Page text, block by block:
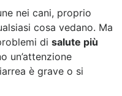
nei cani, proprio
cosa vedano. Ma
di salute più
un’attenzione
è grave o si